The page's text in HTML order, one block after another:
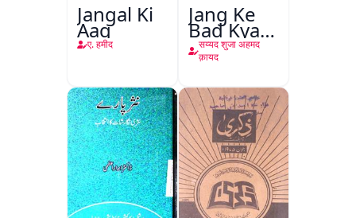
Jangal Ki
Aag
ए. हमीद
Jang Ke
Bad Kya
Hoga
सय्यद शुजा अहमद
क़ायद